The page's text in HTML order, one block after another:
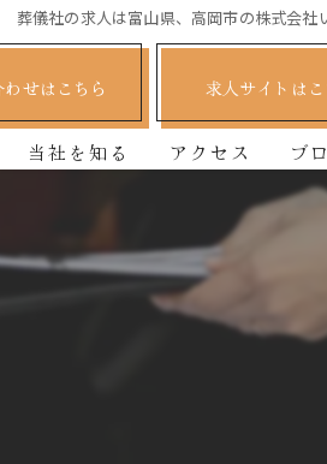
葬儀社の求人は富山県、高岡市の株式会社
わせはこちら 求人サイトはこ
当社を知る
司会
アクセス ブ